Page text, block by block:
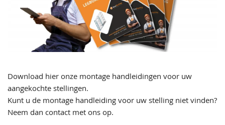
Download hier onze montage handleidingen voor uw
aangekochte stellingen.
Kunt u de montage handleiding voor uw stelling niet vinden?
Neem dan contact met ons op.